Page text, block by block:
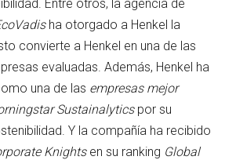
Entre otros, la agencia de
ha otorgado a Henkel la
convierte a Henkel en una de las
evaluadas. Además, Henkel ha
una de las empresas mejor
Sustainalyticspor su
Y la compañía ha recibido
Knightsen su ranking Global